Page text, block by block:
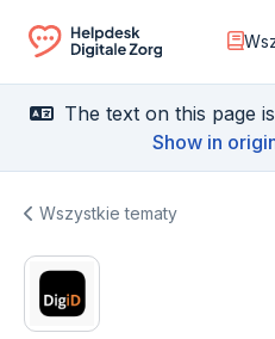
Ga naar de homepagina
The text on this page
Show in
Wszystkie tematy